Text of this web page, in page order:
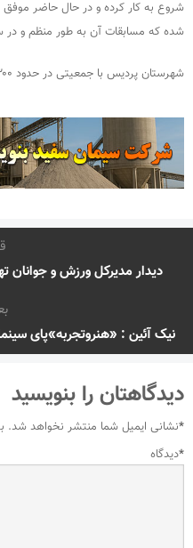
شده که مسابقات آن به طور منظم و
شهرستان پردیس با جمعیتی در حدود ۳۰۰ هزار نفر در شرق پایتخت قرار دارد.
دیدار مدیرکل ورزش و جوانان
نیک آئین : «هنروتجربه»پای
دیدگاهتان را بنویسید
نشانی ایمیل شما منتشر نخواهد شد.*
دیدگاه*